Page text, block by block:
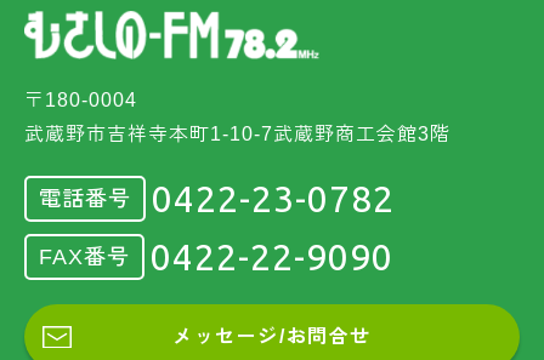
〒180-0004
武蔵野市吉祥寺本町1-10-7武蔵野商工会館3階
電話番号 0422-23-0782
FAX番号 0422-22-9090
メッセージ/お問合せ